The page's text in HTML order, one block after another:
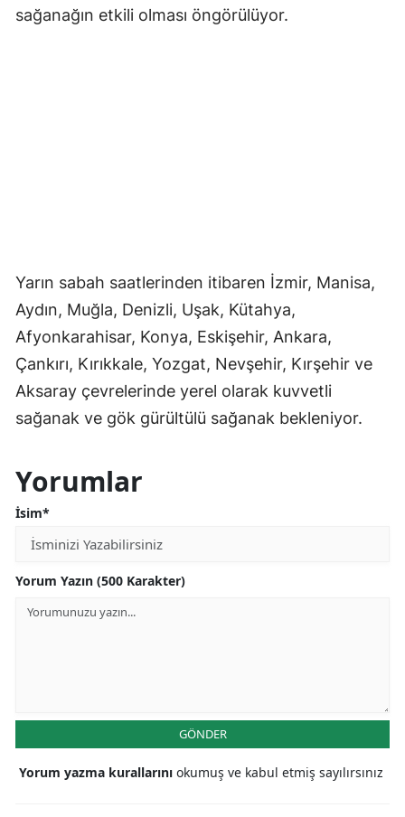
sağanağın etkili olması öngörülüyor.
Yarın sabah saatlerinden itibaren İzmir, Manisa,
Aydın, Muğla, Denizli, Uşak, Kütahya,
Afyonkarahisar, Konya, Eskişehir, Ankara,
Çankırı, Kırıkkale, Yozgat, Nevşehir, Kırşehir ve
Aksaray çevrelerinde yerel olarak kuvvetli
sağanak ve gök gürültülü sağanak bekleniyor.
Yorumlar
İsim*
Yorum Yazın (500 Karakter)
GÖNDER
Yorum yazma kurallarını okumuş ve kabul etmiş sayılırsınız